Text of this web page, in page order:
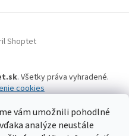
vám umožnili pohodlné
analýze neustále
Shoptet
. Všetky práva vyhradené.
cookies
WELLNET, s.r.o.,IČO: 36484610,